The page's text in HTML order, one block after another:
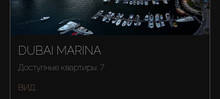
DUBAI MARINA
Доступные квартиры: 7
ВИД